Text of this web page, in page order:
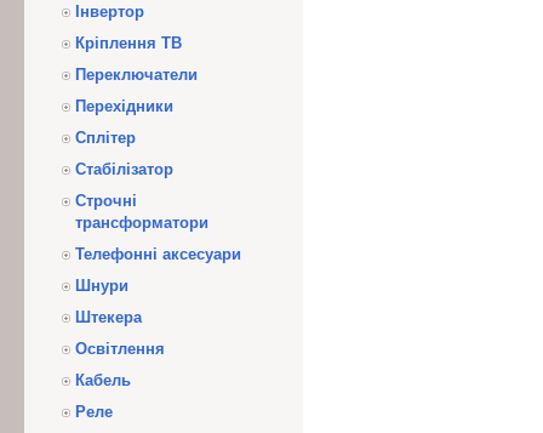
Інвертор
Кріплення ТВ
Переключатели
Перехідники
Сплітер
Стабілізатор
Строчні
трансформатори
Телефонні аксесуари
Шнури
Штекера
Освітлення
Кабель
Реле